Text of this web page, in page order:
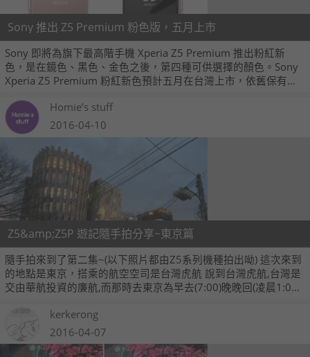
Sony 推出 Z5 Premium 粉色版，五月上市
Sony 即將為旗下最高階手機 Xperia Z5 Premium 推出粉紅新
色，是在鏡色、黑色、金色之後，第四種可供選擇的顏色。Sony
Xperia Z5 Premium 粉紅新色預計五月在台灣上市，依舊保有了
Homie’s stuff
2016-04-10
Z5&amp;Z5P 遊記隨手拍分享~東京篇
隨手拍來到了第二集~(以下照片都由Z5系列機種拍出呦) 這次來到
的地點是東京，搭乘的航空空司是台灣虎航 說到台灣虎航,台灣是
交由華航投資的廉航,而那時去東京為早去(7:00)晚晚回(凌晨1:00)
kerkerong
2016-04-07